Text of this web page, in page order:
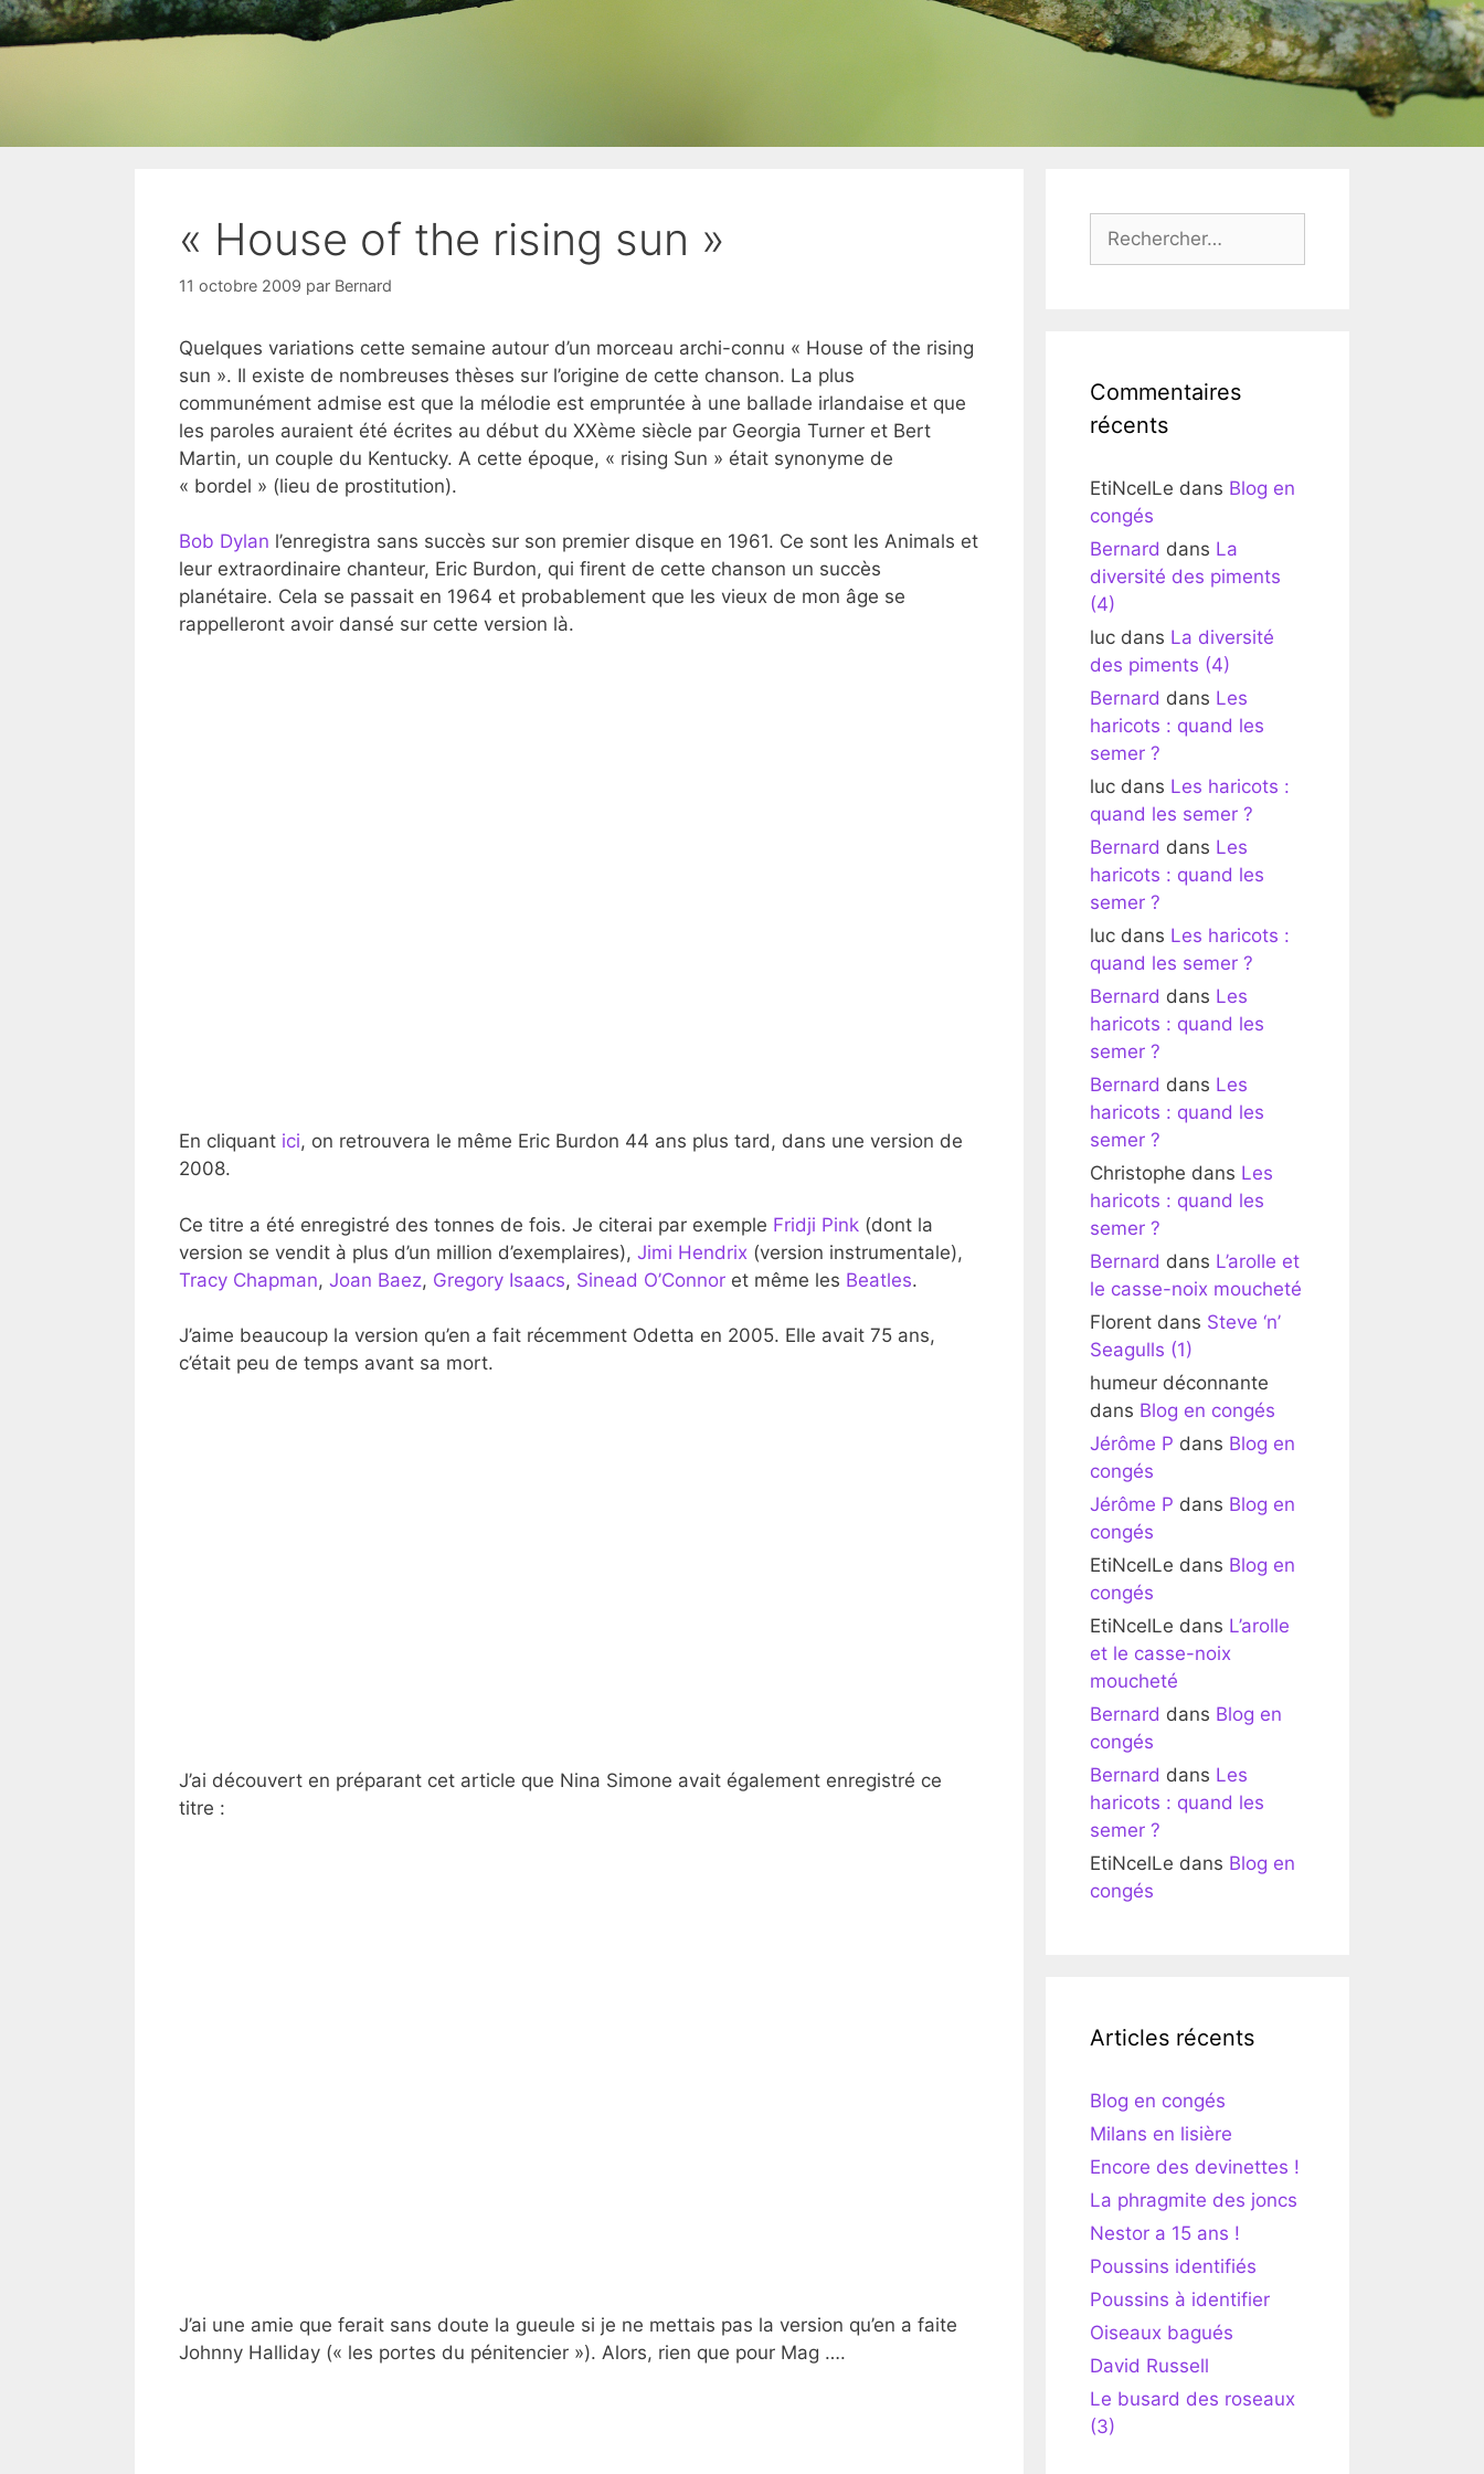
« House of the rising sun »
11 octobre 2009 par Bernard
Quelques variations cette semaine autour d’un morceau archi-connu « House of the rising
sun ». Il existe de nombreuses thèses sur l’origine de cette chanson. La plus
communément admise est que la mélodie est empruntée à une ballade irlandaise et que
les paroles auraient été écrites au début du XXème siècle par Georgia Turner et Bert
Martin, un couple du Kentucky. A cette époque, « rising Sun » était synonyme de
« bordel » (lieu de prostitution).
Bob Dylan l’enregistra sans succès sur son premier disque en 1961. Ce sont les Animals et
leur extraordinaire chanteur, Eric Burdon, qui firent de cette chanson un succès
planétaire. Cela se passait en 1964 et probablement que les vieux de mon âge se
rappelleront avoir dansé sur cette version là.
En cliquant ici, on retrouvera le même Eric Burdon 44 ans plus tard, dans une version de
2008.
Ce titre a été enregistré des tonnes de fois. Je citerai par exemple Fridji Pink (dont la
version se vendit à plus d’un million d’exemplaires), Jimi Hendrix (version instrumentale),
Tracy Chapman, Joan Baez, Gregory Isaacs, Sinead O’Connor et même les Beatles.
J’aime beaucoup la version qu’en a fait récemment Odetta en 2005. Elle avait 75 ans,
c’était peu de temps avant sa mort.
J’ai découvert en préparant cet article que Nina Simone avait également enregistré ce
titre :
J’ai une amie que ferait sans doute la gueule si je ne mettais pas la version qu’en a faite
Johnny Halliday (« les portes du pénitencier »). Alors, rien que pour Mag ….
Commentaires
récents
EtiNcelLe dans Blog en
congés
Bernard dans La
diversité des piments
(4)
luc dans La diversité
des piments (4)
Bernard dans Les
haricots : quand les
semer ?
luc dans Les haricots :
quand les semer ?
Bernard dans Les
haricots : quand les
semer ?
luc dans Les haricots :
quand les semer ?
Bernard dans Les
haricots : quand les
semer ?
Bernard dans Les
haricots : quand les
semer ?
Christophe dans Les
haricots : quand les
semer ?
Bernard dans L’arolle et
le casse-noix moucheté
Florent dans Steve ‘n’
Seagulls (1)
humeur déconnante
dans Blog en congés
Jérôme P dans Blog en
congés
Jérôme P dans Blog en
congés
EtiNcelLe dans Blog en
congés
EtiNcelLe dans L’arolle
et le casse-noix
moucheté
Bernard dans Blog en
congés
Bernard dans Les
haricots : quand les
semer ?
EtiNcelLe dans Blog en
congés
Articles récents
Blog en congés
Milans en lisière
Encore des devinettes !
La phragmite des joncs
Nestor a 15 ans !
Poussins identifiés
Poussins à identifier
Oiseaux bagués
David Russell
Le busard des roseaux
(3)